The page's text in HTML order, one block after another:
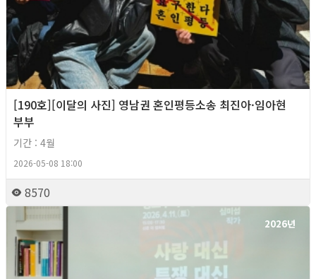
[190호][이달의 사진] 영남권 혼인평등소송 최진아·임아현
부부
기간 : 4월
2026-05-08 18:00
8570
2026년